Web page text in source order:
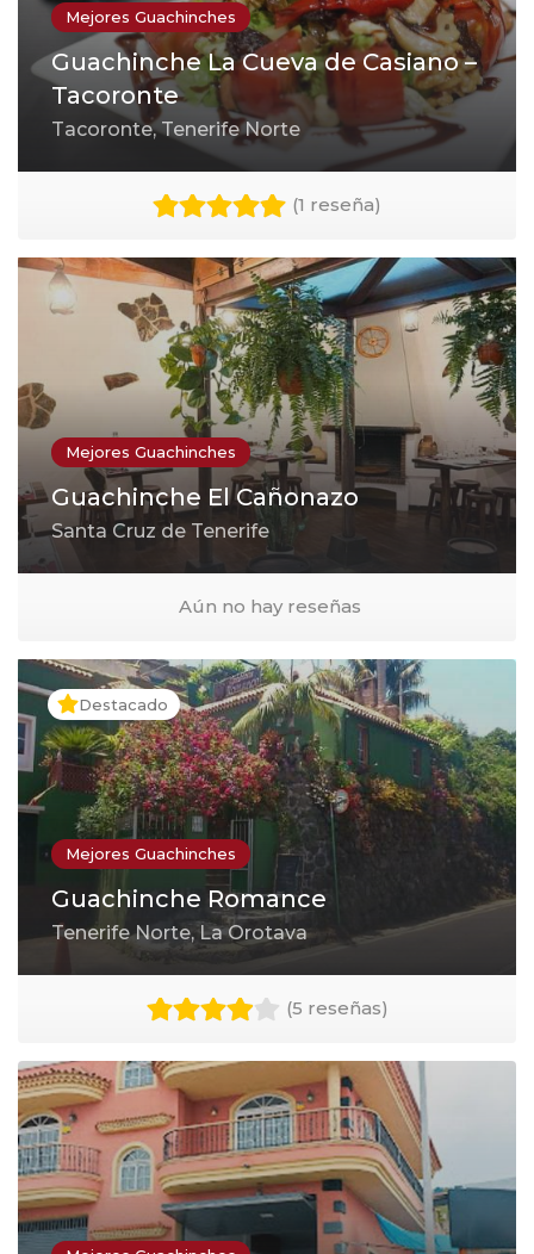
Mejores Guachinches
Guachinche La Cueva de Casiano –
Tacoronte
Tacoronte, Tenerife Norte
(1 reseña)
Mejores Guachinches
Guachinche El Cañonazo
Santa Cruz de Tenerife
Aún no hay reseñas
Destacado
Mejores Guachinches
Guachinche Romance
Tenerife Norte, La Orotava
(5 reseñas)